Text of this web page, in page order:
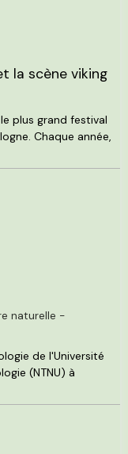
la scène viking
plus grand festival
Chaque année,
naturelle -
de l'Université
(NTNU) à